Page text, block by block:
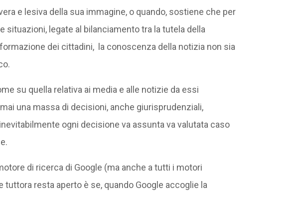
e lesiva della sua immagine, o quando, sostiene che per
situazioni, legate al bilanciamento tra la tutela della
dei cittadini, la conoscenza della notizia non sia
su quella relativa ai media e alle notizie da essi
una massa di decisioni, anche giurisprudenziali,
ogni decisione va assunta va valutata caso
di ricerca di Google (ma anche a tutti i motori
tuttora resta aperto è se, quando Google accoglie la